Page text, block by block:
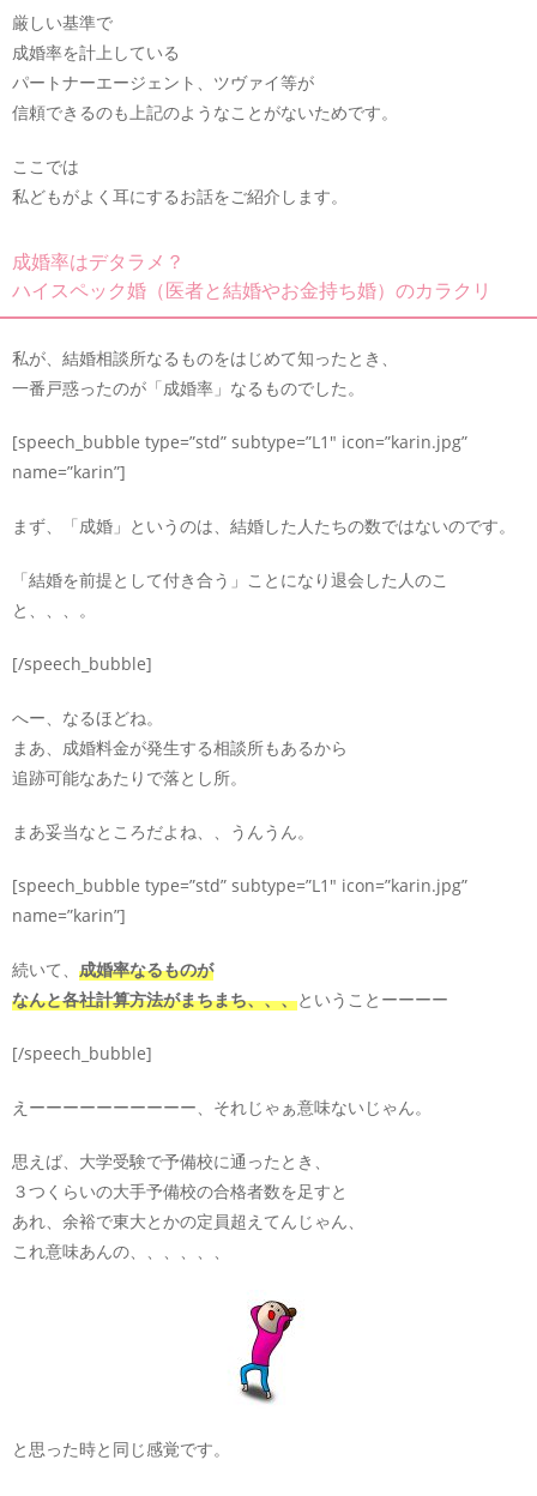
厳しい基準で
成婚率を計上している
パートナーエージェント、ツヴァイ等が
信頼できるのも上記のようなことがないためです。
ここでは
私どもがよく耳にするお話をご紹介します。
成婚率はデタラメ？
ハイスペック婚（医者と結婚やお金持ち婚）のカラクリ
私が、結婚相談所なるものをはじめて知ったとき、
一番戸惑ったのが「成婚率」なるものでした。
[speech_bubble type=”std” subtype=”L1″ icon=”karin.jpg”
name=”karin”]
まず、「成婚」というのは、結婚した人たちの数ではないのです。
「結婚を前提として付き合う」ことになり退会した人のこ
と、、、。
[/speech_bubble]
へー、なるほどね。
まあ、成婚料金が発生する相談所もあるから
追跡可能なあたりで落とし所。
まあ妥当なところだよね、、うんうん。
[speech_bubble type=”std” subtype=”L1″ icon=”karin.jpg”
name=”karin”]
続いて、 成婚率なるものが
なんと各社計算方法がまちまち、、、ということーーーー
[/speech_bubble]
えーーーーーーーーーー、それじゃぁ意味ないじゃん。
思えば、大学受験で予備校に通ったとき、
３つくらいの大手予備校の合格者数を足すと
あれ、余裕で東大とかの定員超えてんじゃん、
これ意味あんの、、、、、、
と思った時と同じ感覚です。